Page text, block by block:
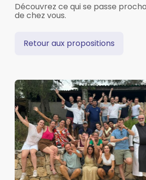
Découvrez ce qui se passe
de chez vous.
Retour aux propositions